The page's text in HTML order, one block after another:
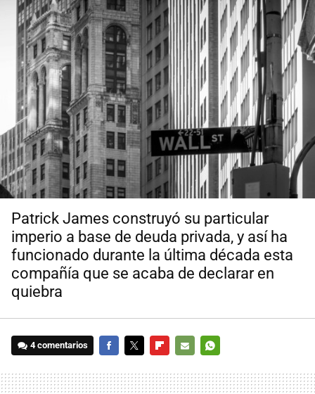
Patrick James construyó su particular
imperio a base de deuda privada, y así ha
funcionado durante la última década esta
compañía que se acaba de declarar en
quiebra
4 comentarios
MAIL